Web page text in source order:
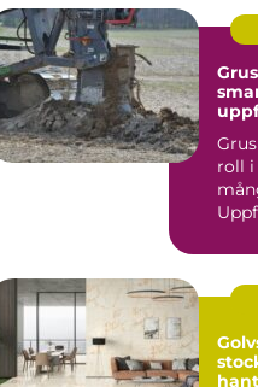
roll i